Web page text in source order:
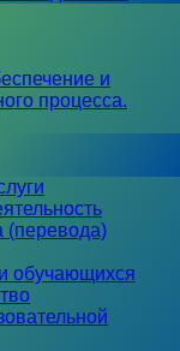
и
процесса.
(перевода)
обучающихся